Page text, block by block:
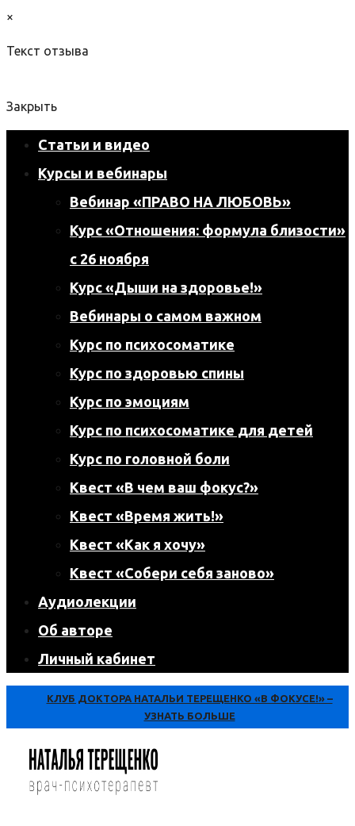
×
Текст отзыва
Закрыть
Статьи и видео
Курсы и вебинары
Вебинар «ПРАВО НА ЛЮБОВЬ»
Курс «Отношения: формула близости»
с 26 ноября
Курс «Дыши на здоровье!»
Вебинары о самом важном
Курс по психосоматике
Курс по здоровью спины
Курс по эмоциям
Курс по психосоматике для детей
Курс по головной боли
Квест «В чем ваш фокус?»
Квест «Время жить!»
Квест «Как я хочу»
Квест «Собери себя заново»
Аудиолекции
Об авторе
Личный кабинет
КЛУБ ДОКТОРА НАТАЛЬИ ТЕРЕЩЕНКО «В ФОКУСЕ!» –
УЗНАТЬ БОЛЬШЕ